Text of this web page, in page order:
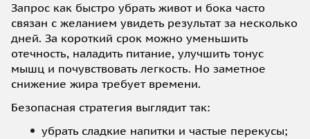
Запрос как быстро убрать живот и бока часто
связан с желанием увидеть результат за несколько
дней. За короткий срок можно уменьшить
отечность, наладить питание, улучшить тонус
мышц и почувствовать легкость. Но заметное
снижение жира требует времени.
Безопасная стратегия выглядит так:
убрать сладкие напитки и частые перекусы;